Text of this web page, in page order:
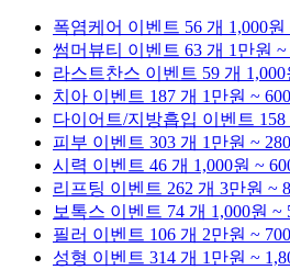
폭염케어 이벤트 56 개 1,000원
썸머뷰티 이벤트 63 개 1만원 ~
라스트찬스 이벤트 59 개
치아 이벤트 187 개 1만원 ~
다이어트/지방흡입 이벤트 158
피부 이벤트 303 개 1만원 ~
시력 이벤트 46 개 1,000원 ~
리프팅 이벤트 262 개 3만원 ~
보톡스 이벤트 74 개 1,000원 ~
필러 이벤트 106 개 2만원 ~
성형 이벤트 314 개 1만원 ~